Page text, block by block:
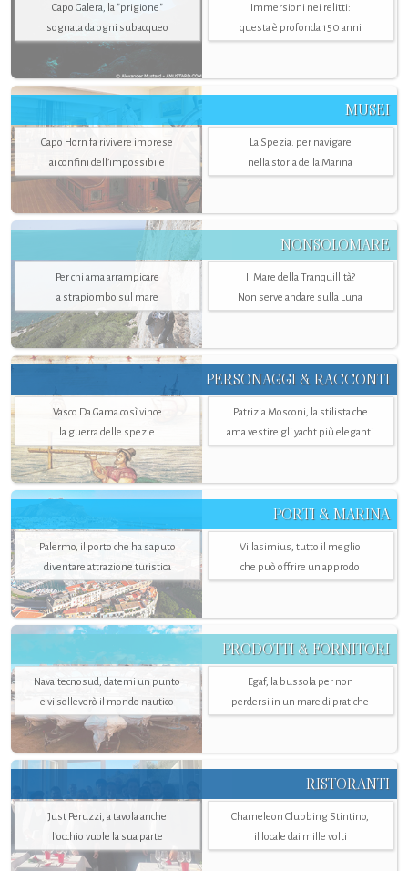
Capo Galera, la "prigione"
sognata da ogni subacqueo
Immersioni nei relitti:
questa è profonda 150 anni
MUSEI
Capo Horn fa rivivere imprese
ai confini dell’impossibile
La Spezia. per navigare
nella storia della Marina
NONSOLOMARE
Per chi ama arrampicare
a strapiombo sul mare
Il Mare della Tranquillità?
Non serve andare sulla Luna
PERSONAGGI & RACCONTI
Vasco Da Gama così vince
la guerra delle spezie
Patrizia Mosconi, la stilista che
ama vestire gli yacht più eleganti
PORTI & MARINA
Palermo, il porto che ha saputo
diventare attrazione turistica
Villasimius, tutto il meglio
che può offrire un approdo
PRODOTTI & FORNITORI
Navaltecnosud, datemi un punto
e vi solleverò il mondo nautico
Egaf, la bussola per non
perdersi in un mare di pratiche
RISTORANTI
Just Peruzzi, a tavola anche
l’occhio vuole la sua parte
Chameleon Clubbing Stintino,
il locale dai mille volti